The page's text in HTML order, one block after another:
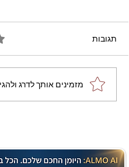
מתכון מנצח עוגת
שוקולד בחושה וקלה -
תגובות
מזמינים אותך לדרג